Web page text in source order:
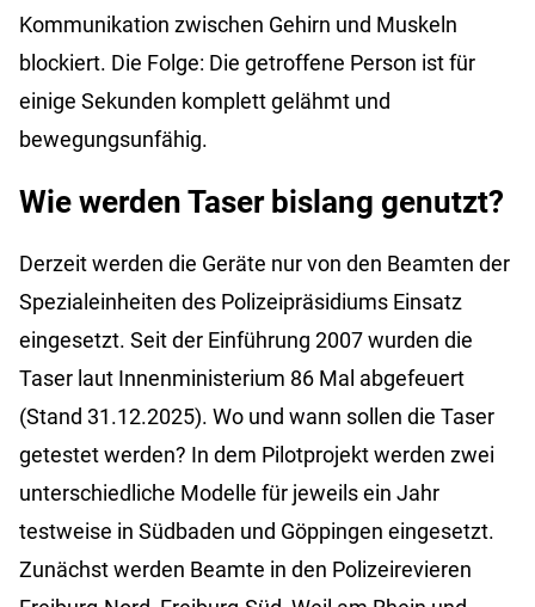
Kommunikation zwischen Gehirn und Muskeln
blockiert. Die Folge: Die getroffene Person ist für
einige Sekunden komplett gelähmt und
bewegungsunfähig.
Wie werden Taser bislang genutzt?
Derzeit werden die Geräte nur von den Beamten der
Spezialeinheiten des Polizeipräsidiums Einsatz
eingesetzt. Seit der Einführung 2007 wurden die
Taser laut Innenministerium 86 Mal abgefeuert
(Stand 31.12.2025). Wo und wann sollen die Taser
getestet werden? In dem Pilotprojekt werden zwei
unterschiedliche Modelle für jeweils ein Jahr
testweise in Südbaden und Göppingen eingesetzt.
Zunächst werden Beamte in den Polizeirevieren